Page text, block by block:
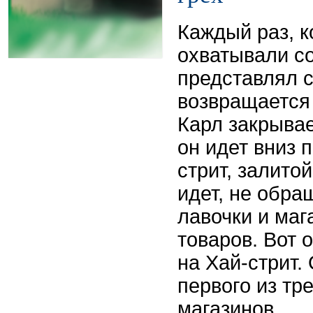
Каждый раз,
охватывали
представлял
Карл
он идет вниз
стрит,
идет, не
лавочки и
товаров. Вот
на Хай-
первого из